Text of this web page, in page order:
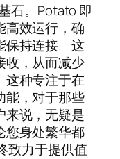
石。Potato 即
高效运行，确
保持连接。这
收，从而减少
这种专注于在
能，对于那些
来说，无疑是
您身处繁华都
致力于提供值